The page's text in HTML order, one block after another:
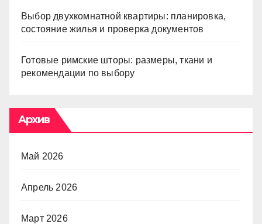
Выбор двухкомнатной квартиры: планировка,
состояние жилья и проверка документов
Готовые римские шторы: размеры, ткани и
рекомендации по выбору
Архив
Май 2026
Апрель 2026
Март 2026